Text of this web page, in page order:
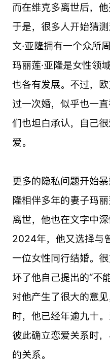
而在维克多离世后，
于是，很多人开始猜
文·亚隆拥有一个众所
玛丽莲·亚隆是女性领
也各有发展。不过，
过一次婚，似乎也一
们也坦白承认，自己
爱。
更多的隐私问题开始
隆相伴多年的妻子玛
离世，他也在文字中
2024年，他又选择与
一位女性同行结婚。
坏了他自己提出的“不
对他产生了很大的意
时，他已经年逾九十
彼此确立恋爱关系时
的关系。